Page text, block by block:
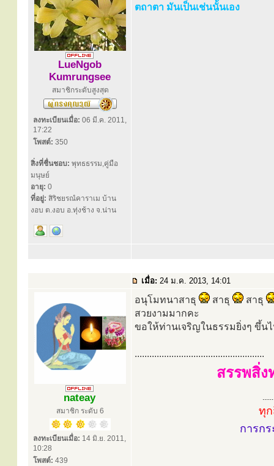
LueNgob
Kumrungsee
สมาชิกระดับสูงสุด
ลงทะเบียนเมื่อ: 06 มี.ค. 2011,
17:22
โพสต์: 350
สิ่งที่ชื่นชอบ: พุทธธรรม,คู่มือ
มนุษย์
อายุ: 0
ที่อยู่: สิริชยรณํคาราเม บ้าน
งอบ ต.งอบ อ.ทุ่งช้าง จ.น่าน
ตถาตา มันเป็นเช่นนั้นเอง
เมื่อ: 24 ม.ค. 2013, 14:01
nateay
สมาชิก ระดับ 6
ลงทะเบียนเมื่อ: 14 มิ.ย. 2011,
10:28
โพสต์: 439
อนุโมทนาสาธุ สาธุ
สาธุ
สวยงามมากคะ
ขอให้ท่านเจริญในธรรมยิ่งๆ ขึ้น
.....................................................
สรรพสิ่
ทุ
การก